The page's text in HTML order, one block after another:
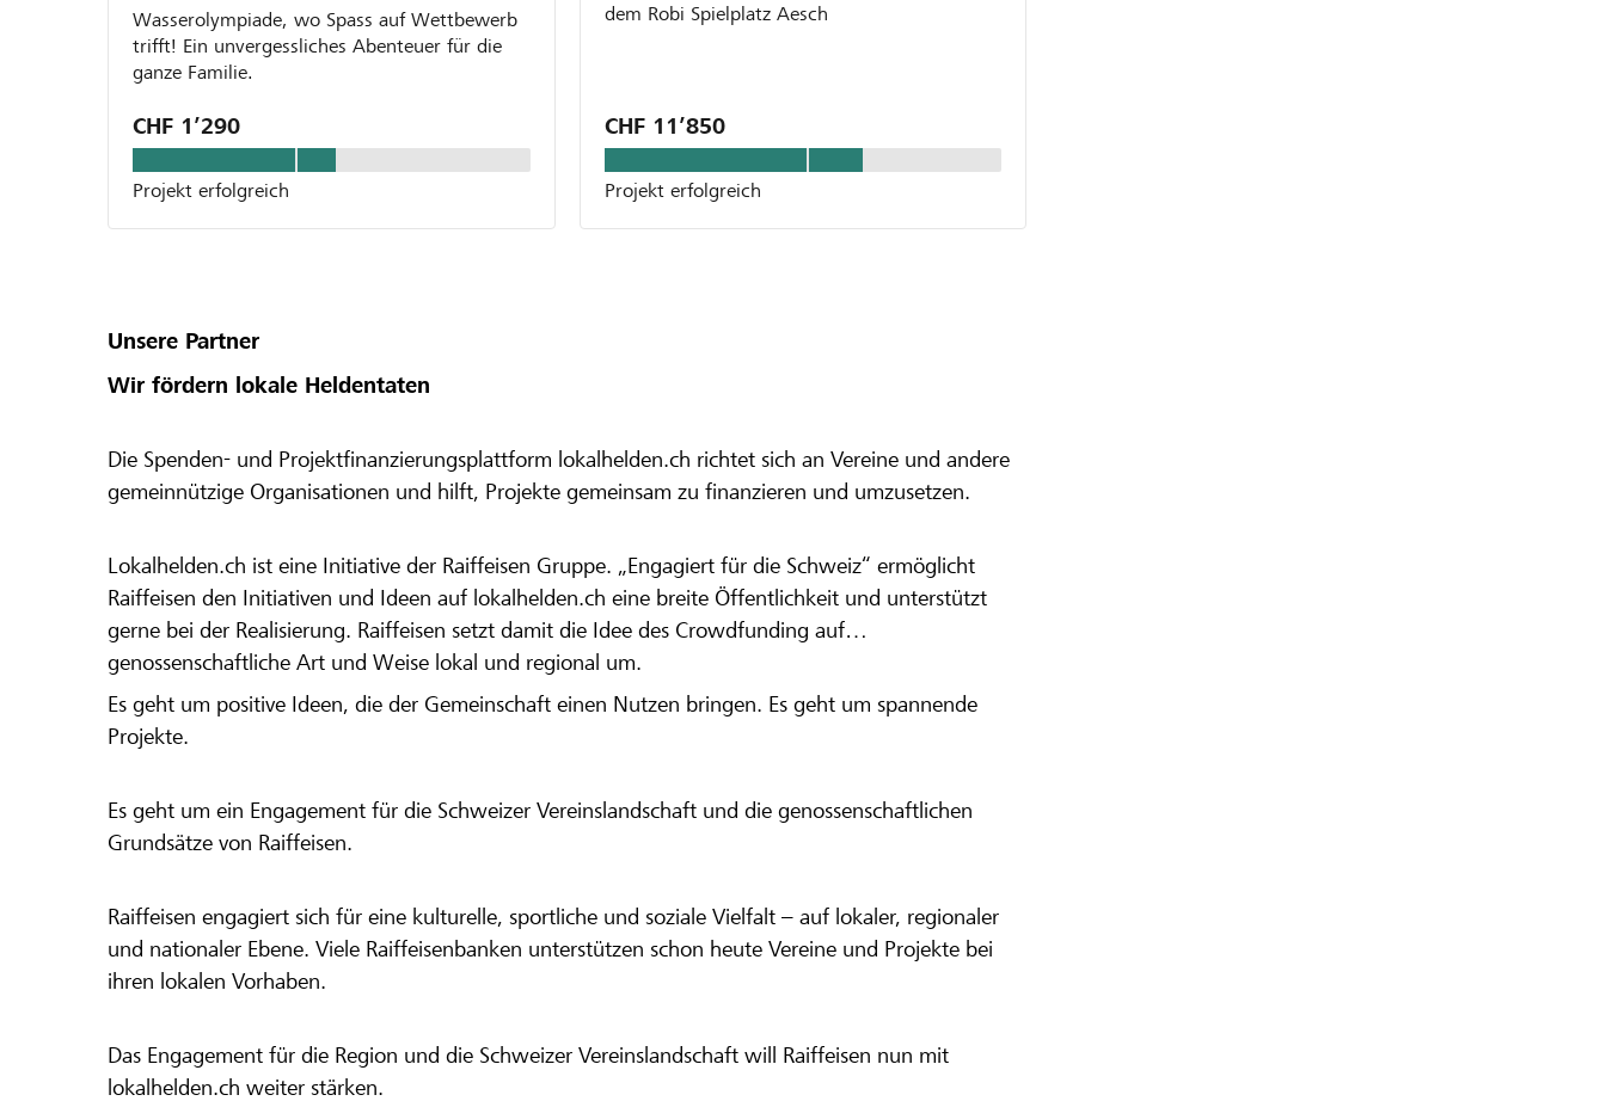
Wasserolympiade, wo Spass auf Wettbewerb
trifft! Ein unvergessliches Abenteuer für die
ganze Familie.
CHF 1’290
Projekt erfolgreich
dem Robi Spielplatz Aesch
CHF 11’850
Projekt erfolgreich
Unsere Partner
Wir fördern lokale Heldentaten
Die Spenden- und Projektfinanzierungsplattform lokalhelden.ch richtet sich an Vereine und andere
gemeinnützige Organisationen und hilft, Projekte gemeinsam zu finanzieren und umzusetzen.
Lokalhelden.ch ist eine Initiative der Raiffeisen Gruppe. „Engagiert für die Schweiz“ ermöglicht
Raiffeisen den Initiativen und Ideen auf lokalhelden.ch eine breite Öffentlichkeit und unterstützt
gerne bei der Realisierung. Raiffeisen setzt damit die Idee des Crowdfunding auf
genossenschaftliche Art und Weise lokal und regional um.
Es geht um positive Ideen, die der Gemeinschaft einen Nutzen bringen. Es geht um spannende
Projekte.
Es geht um ein Engagement für die Schweizer Vereinslandschaft und die genossenschaftlichen
Grundsätze von Raiffeisen.
Raiffeisen engagiert sich für eine kulturelle, sportliche und soziale Vielfalt – auf lokaler, regionaler
und nationaler Ebene. Viele Raiffeisenbanken unterstützen schon heute Vereine und Projekte bei
ihren lokalen Vorhaben.
Das Engagement für die Region und die Schweizer Vereinslandschaft will Raiffeisen nun mit
lokalhelden.ch weiter stärken.